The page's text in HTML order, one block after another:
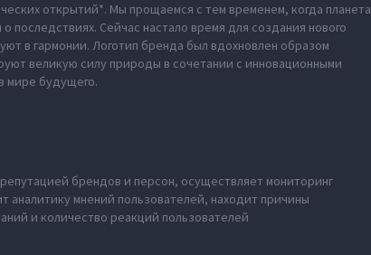
открытий*. Мы прощаемся с тем временем, когда планета
Сейчас настало время для создания нового
в гармонии. Логотип бренда был вдохновлен образом
великую силу природы в сочетании с инновационными
мире будущего.
брендов и персон, осуществляет мониторинг
мнений пользователей, находит причины
и количество реакций пользователей